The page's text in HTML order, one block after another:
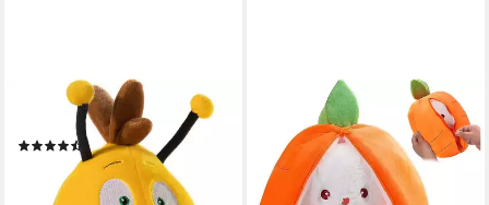
HEUNEC®
Kuscheltier Biene Willi, 30 cm
(14)
ab 22,74 €
lieferbar - in 6-8 Werktagen bei dir